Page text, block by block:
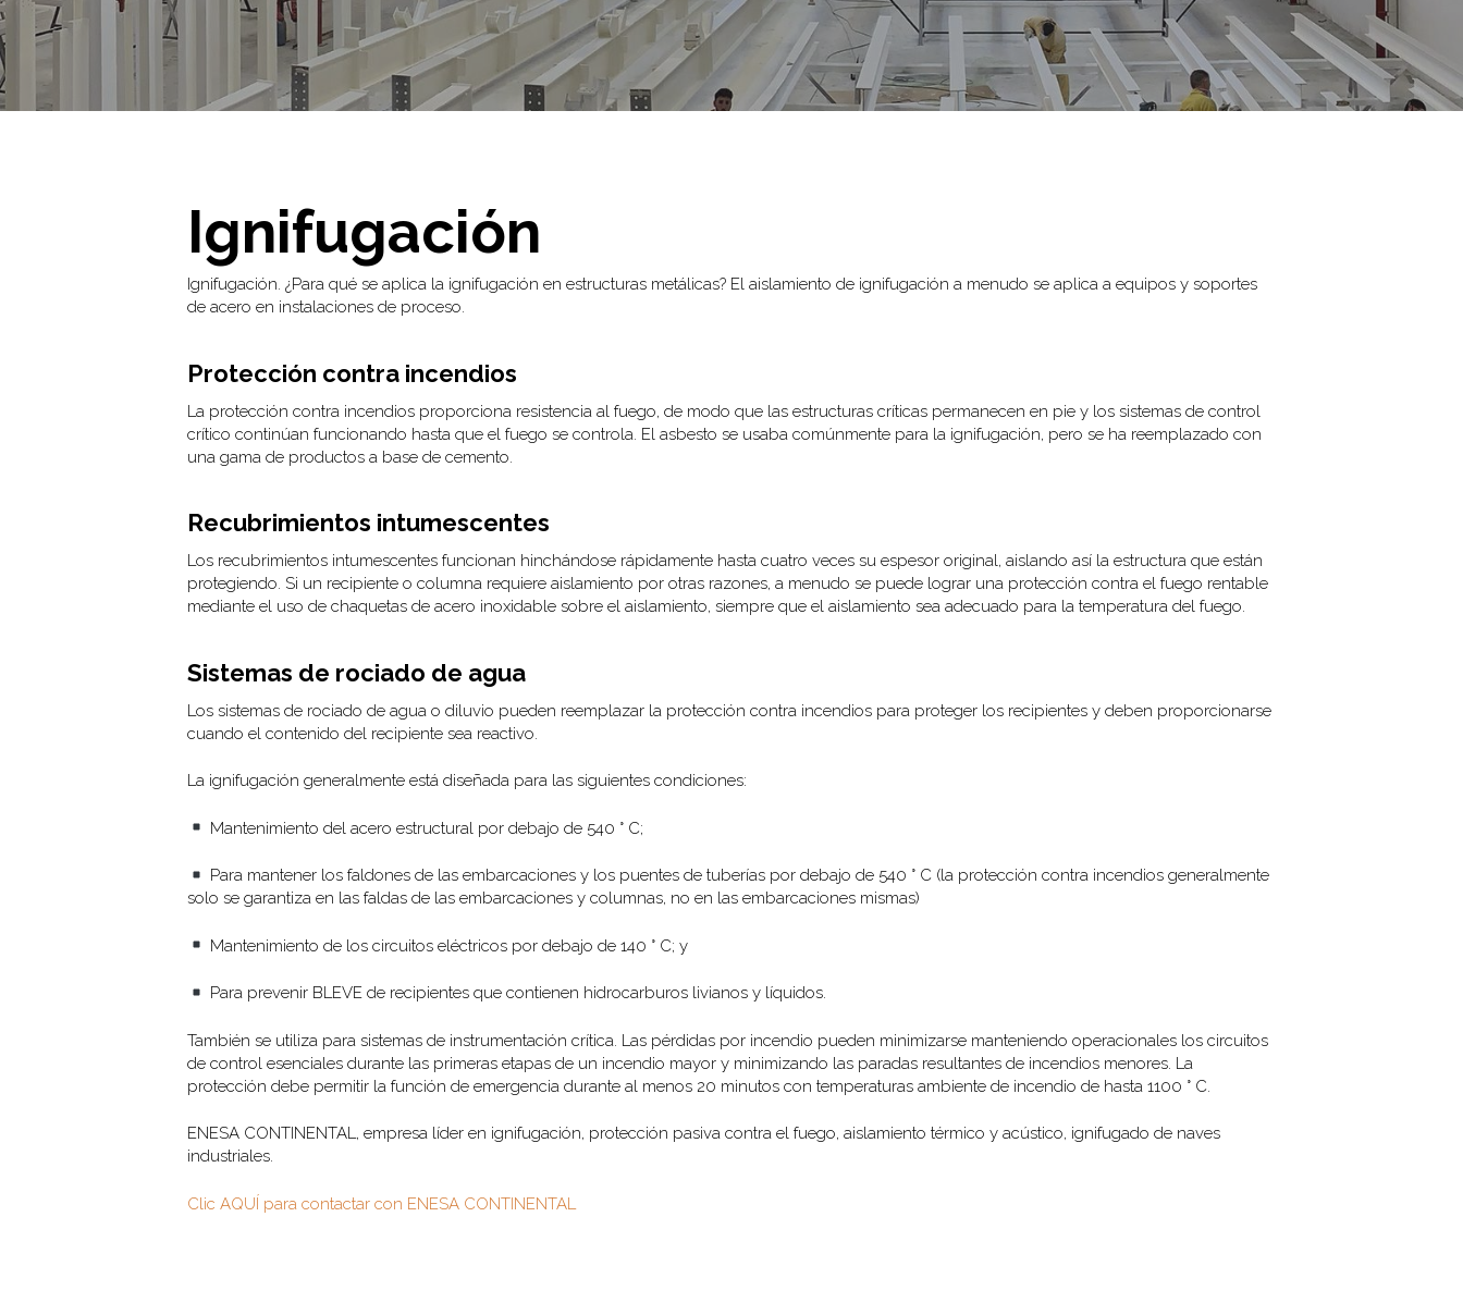
Ignifugación
Ignifugación. ¿Para qué se aplica la ignifugación en estructuras metálicas? El aislamiento de ignifugación a menudo se aplica a equipos y soportes
de acero en instalaciones de proceso.
Protección contra incendios
La protección contra incendios proporciona resistencia al fuego, de modo que las estructuras críticas permanecen en pie y los sistemas de control
crítico continúan funcionando hasta que el fuego se controla. El asbesto se usaba comúnmente para la ignifugación, pero se ha reemplazado con
una gama de productos a base de cemento.
Recubrimientos intumescentes
Los recubrimientos intumescentes funcionan hinchándose rápidamente hasta cuatro veces su espesor original, aislando así la estructura que están
protegiendo. Si un recipiente o columna requiere aislamiento por otras razones, a menudo se puede lograr una protección contra el fuego rentable
mediante el uso de chaquetas de acero inoxidable sobre el aislamiento, siempre que el aislamiento sea adecuado para la temperatura del fuego.
Sistemas de rociado de agua
Los sistemas de rociado de agua o diluvio pueden reemplazar la protección contra incendios para proteger los recipientes y deben proporcionarse
cuando el contenido del recipiente sea reactivo.
La ignifugación generalmente está diseñada para las siguientes condiciones:
Mantenimiento del acero estructural por debajo de 540 ° C;
Para mantener los faldones de las embarcaciones y los puentes de tuberías por debajo de 540 ° C (la protección contra incendios generalmente
solo se garantiza en las faldas de las embarcaciones y columnas, no en las embarcaciones mismas)
Mantenimiento de los circuitos eléctricos por debajo de 140 ° C; y
Para prevenir BLEVE de recipientes que contienen hidrocarburos livianos y líquidos.
También se utiliza para sistemas de instrumentación crítica. Las pérdidas por incendio pueden minimizarse manteniendo operacionales los circuitos
de control esenciales durante las primeras etapas de un incendio mayor y minimizando las paradas resultantes de incendios menores. La
protección debe permitir la función de emergencia durante al menos 20 minutos con temperaturas ambiente de incendio de hasta 1100 ° C.
ENESA CONTINENTAL, empresa líder en ignifugación, protección pasiva contra el fuego, aislamiento térmico y acústico, ignifugado de naves
industriales.
Clic AQUÍ para contactar con ENESA CONTINENTAL